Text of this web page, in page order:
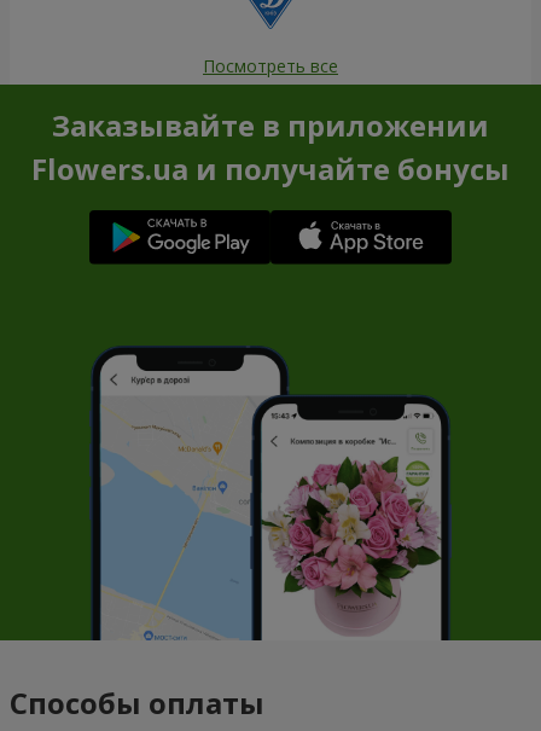
Посмотреть все
Заказывайте в приложении
Flowers.ua и получайте бонусы
Способы оплаты